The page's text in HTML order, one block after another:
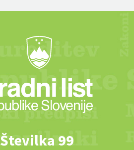
Številka 99